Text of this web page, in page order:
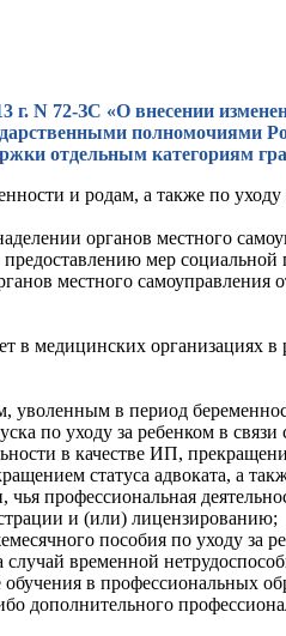
г. N 72-ЗС «О внесении
полномочиями
отдельным категориям
и родам, а также по уходу
органов местного
мер
местного самоуправления
медицинских организациях в
в период
по уходу за ребенком в связи
в качестве ИП,
статуса адвоката, а
профессиональная
и (или) лицензированию;
пособия по уходу за
временной
в профессиональных
дополнительного